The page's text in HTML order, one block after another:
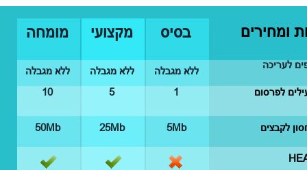
ומחירים מומחה מקצועי בסיס
לעריכה
ללא מגבלה ללא מגבלה
ללא מגבלה
10
5 1 לפרסום
לקבצים 25Mb
50Mb 5Mb